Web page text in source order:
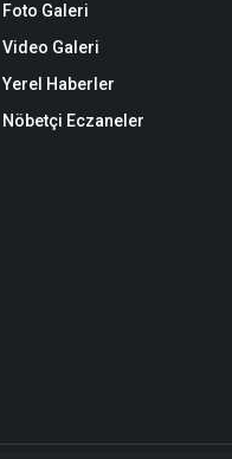
Foto Galeri
Video Galeri
Yerel Haberler
Nöbetçi Eczaneler